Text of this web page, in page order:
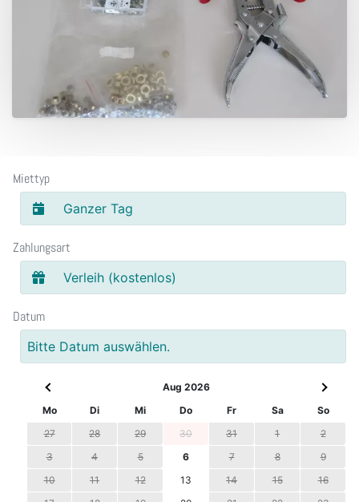
Miettyp
Ganzer Tag
Zahlungsart
Verleih (kostenlos)
Datum
Bitte Datum auswählen.
Aug 2026
Mo
Di Mi Do Fr Sa
So
27
28 29 30 31 1
2
3
4 5 6 7 8
9
10
11 12 13 14 15
16